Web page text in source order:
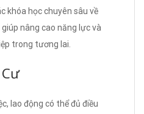
khóa học chuyên sâu về
nâng cao năng lực và
trong tương lai.
lao động có thể đủ điều